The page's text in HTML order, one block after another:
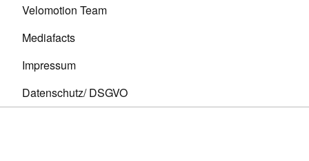
Velomotion Team
Mediafacts
Impressum
Datenschutz/ DSGVO